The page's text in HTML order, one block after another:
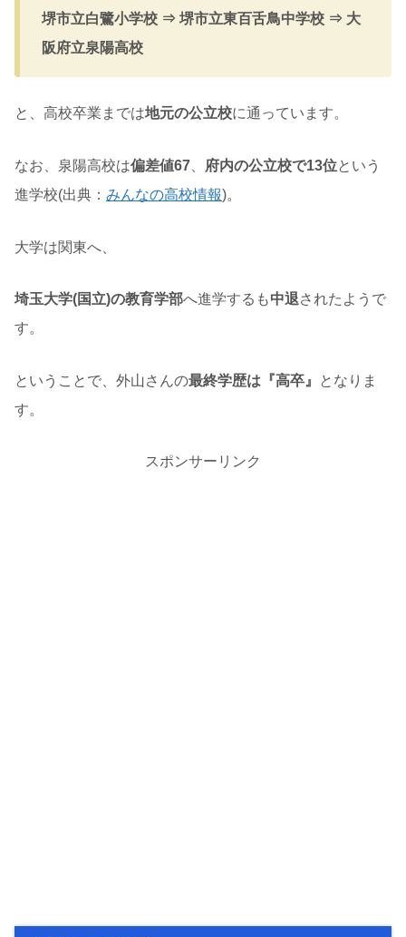
堺市立白鷺小学校 ⇒ 堺市立東百舌鳥中学校 ⇒ 大
阪府立泉陽高校
と、高校卒業までは地元の公立校に通っています。
なお、泉陽高校は偏差値67 府内の公立校で13位という
進学校(出典： みんなの高校情報)。
大学は関東へ、
埼玉大学(国立)の教育学部へ進学するも中退されたようで
す。
ということで、外山さんの最終学歴は『高卒』
となりま
す。
スポンサーリンク